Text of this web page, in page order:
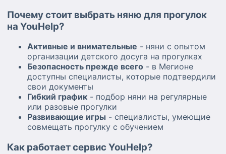
Почему стоит выбрать няню для прогулок
на YouHelp?
Активные и внимательные - няни с опытом
организации детского досуга на прогулках
Безопасность прежде всего - в Мегионе
доступны специалисты, которые подтвердили
свои документы
Гибкий график - подбор няни на регулярные
или разовые прогулки
Развивающие игры - специалисты, умеющие
совмещать прогулку с обучением
Как работает сервис YouHelp?